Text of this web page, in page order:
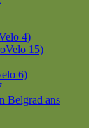
4)
15)
6)
Belgrad ans